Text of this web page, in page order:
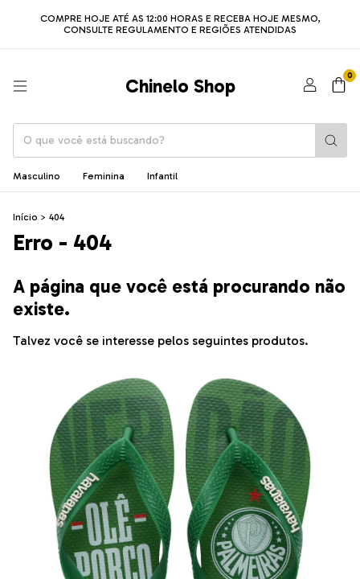
COMPRE HOJE ATÉ AS 12:00 HORAS E RECEBA HOJE MESMO,
CONSULTE REGULAMENTO E REGIÕES ATENDIDAS
Chinelo Shop 0
Masculino Feminina Infantil
Início > 404
Erro - 404
A página que você está procurando não
existe.
Talvez você se interesse pelos seguintes produtos.